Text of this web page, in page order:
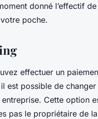
donné l’effectif
poche.
effectuer un
est possible de changer
Cette option
pas le propriétaire de